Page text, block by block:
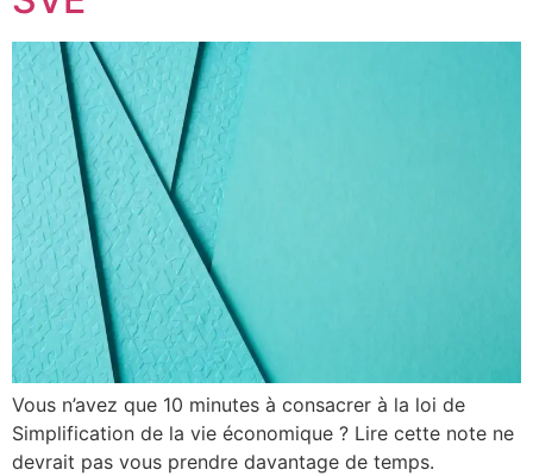
Vous n’avez que 10 minutes à consacrer à la loi de
Simplification de la vie économique ? Lire cette note ne
devrait pas vous prendre davantage de temps.